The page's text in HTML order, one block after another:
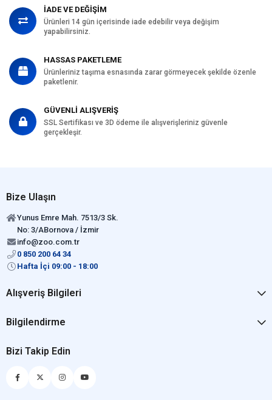
İADE VE DEĞİŞİM
Ürünleri 14 gün içerisinde iade edebilir veya değişim
yapabilirsiniz.
HASSAS PAKETLEME
Ürünleriniz taşıma esnasında zarar görmeyecek şekilde özenle
paketlenir.
GÜVENLİ ALIŞVERİŞ
SSL Sertifikası ve 3D ödeme ile alışverişleriniz güvenle
gerçekleşir.
Bize Ulaşın
Yunus Emre Mah. 7513/3 Sk.
No: 3/ABornova / İzmir
info@zoo.com.tr
0 850 200 64 34
Hafta İçi 09:00 - 18:00
Alışveriş Bilgileri
Bilgilendirme
Bizi Takip Edin